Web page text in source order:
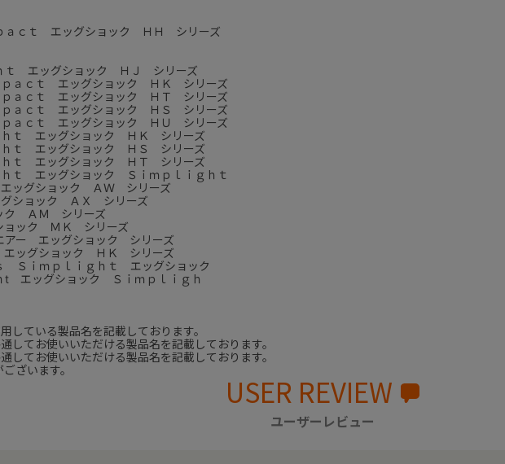
ａｃｔ エッグショック ＨＨ シリーズ
ｔ エッグショック ＨＪ シリーズ
ａｃｔ エッグショック ＨＫ シリーズ
ａｃｔ エッグショック ＨＴ シリーズ
ａｃｔ エッグショック ＨＳ シリーズ
ａｃｔ エッグショック ＨＵ シリーズ
ｔ エッグショック ＨＫ シリーズ
ｔ エッグショック ＨＳ シリーズ
ｔ エッグショック ＨＴ シリーズ
ｔ エッグショック Ｓｉｍｐｌｉｇｈｔ
ッグショック ＡＷ シリーズ
ショック ＡＸ シリーズ
ク ＡＭ シリーズ
ョック ＭＫ シリーズ
ー エッグショック シリーズ
ッグショック ＨＫ シリーズ
Ｓｉｍｐｌｉｇｈｔ エッグショック
エッグショック Ｓｉｍｐｌｉｇｈ
している製品名を記載しております。
してお使いいただける製品名を記載しております。
してお使いいただける製品名を記載しております。
ざいます。
USER REVIEW
ユーザーレビュー